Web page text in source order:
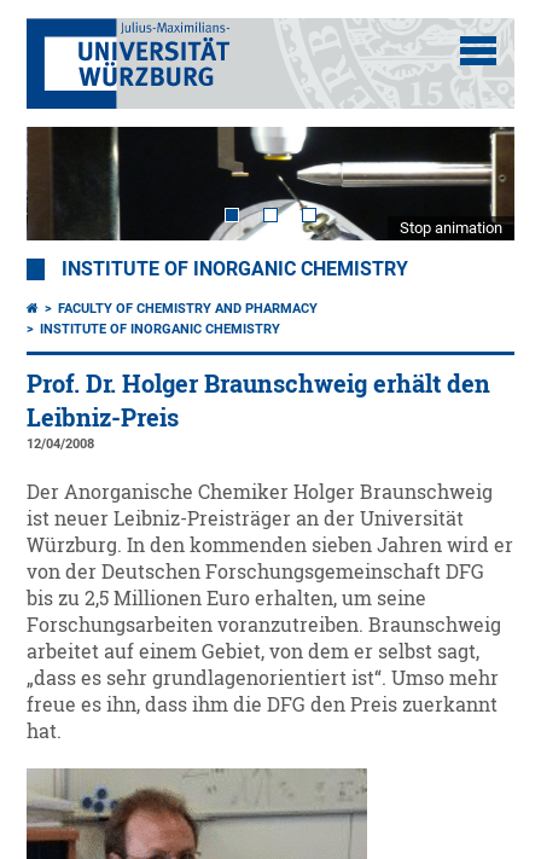
Stop animation
INSTITUTE OF INORGANIC CHEMISTRY
FACULTY OF CHEMISTRY AND PHARMACY
INSTITUTE OF INORGANIC CHEMISTRY
Prof. Dr. Holger Braunschweig erhält den
Leibniz-Preis
12/04/2008
Der Anorganische Chemiker Holger Braunschweig
ist neuer Leibniz-Preisträger an der Universität
Würzburg. In den kommenden sieben Jahren wird er
von der Deutschen Forschungsgemeinschaft DFG
bis zu 2,5 Millionen Euro erhalten, um seine
Forschungsarbeiten voranzutreiben. Braunschweig
arbeitet auf einem Gebiet, von dem er selbst sagt,
„dass es sehr grundlagenorientiert ist“. Umso mehr
freue es ihn, dass ihm die DFG den Preis zuerkannt
hat.